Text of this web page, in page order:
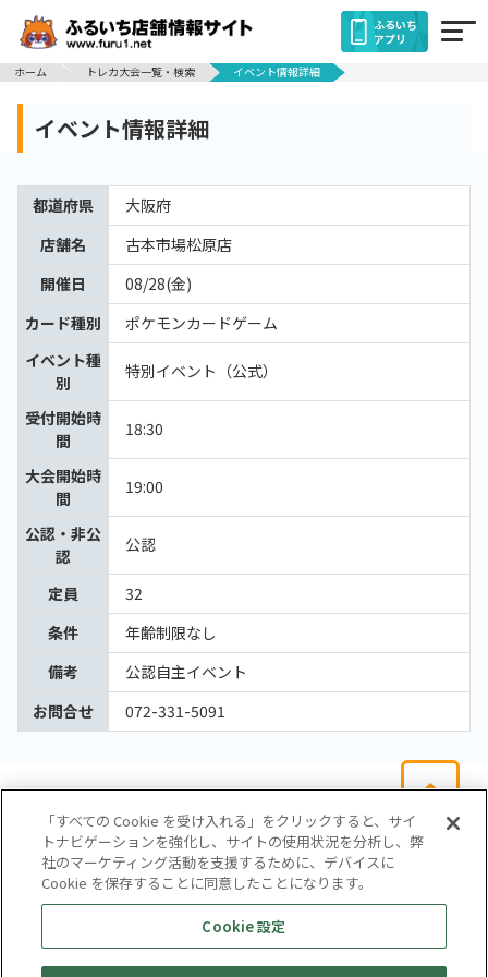
ふるいち
アプリ
ホーム
トレカ大会一覧・検索 イベント情報詳細
イベント情報詳細
都道府県
大阪府
店舗名
古本市場松原店
開催日
08/28(金)
カード種別
ポケモンカードゲーム
イベント種
別
特別イベント（公式）
受付開始時
間
18:30
大会開始時
間
19:00
公認・非公
認
公認
定員
32
条件
年齢制限なし
備考
公認自主イベント
お問合せ
072-331-5091
会社概要
サイトマップ
お問い合わせ
個人情報保護方針
株式会社テイツー
「すべての Cookie を受け入れる」をクリックすると、サイ
トナビゲーションを強化し、サイトの使用状況を分析し、弊
社のマーケティング活動を支援するために、デバイスに
Cookie を保存することに同意したことになります。
Cookie 設定